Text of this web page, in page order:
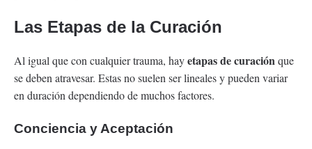
Las Etapas de la Curación
Al igual que con cualquier trauma, hayetapas de curaciónque
se deben atravesar. Estas no suelen ser lineales y pueden variar
en duración dependiendo de muchos factores.
Conciencia y Aceptación